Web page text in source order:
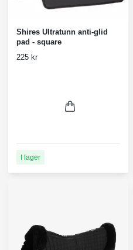
Shires Ultratunn anti-glid
pad - square
225 kr
I lager